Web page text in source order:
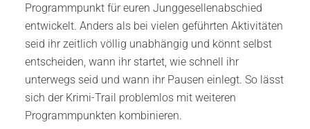
Programmpunkt für euren Junggesellenabschied
entwickelt. Anders als bei vielen geführten Aktivitäten
seid ihr zeitlich völlig unabhängig und könnt selbst
entscheiden, wann ihr startet, wie schnell ihr
unterwegs seid und wann ihr Pausen einlegt. So lässt
sich der Krimi-Trail problemlos mit weiteren
Programmpunkten kombinieren.